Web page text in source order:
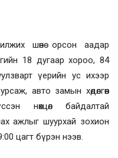
шөнө орсон аадар
18 дугаар хороо, 84
үерийн ус ихээр
авто замын хөдөлгөөн
нөхцөл байдалтай
ажлыг шуурхай зохион
цагт бүрэн нээв.